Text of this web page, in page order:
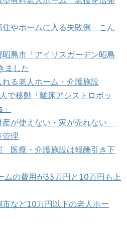
住やホームに入る失敗例 こん
島市「アイリスガーデン昭島
ました
る老人ホーム・介護施設
で移動「離床アシストロボッ
産が使えない・家が売れない
管理
医療・介護施設は報酬引き下
ムの費用が33万円と10万円も上
など10万円以下の老人ホー